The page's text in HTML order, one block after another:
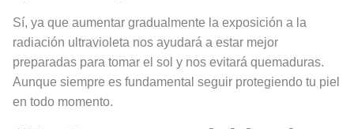
Sí, ya que aumentar gradualmente la exposición a la
radiación ultravioleta nos ayudará a estar mejor
preparadas para tomar el sol y nos evitará quemaduras.
Aunque siempre es fundamental seguir protegiendo tu piel
en todo momento.